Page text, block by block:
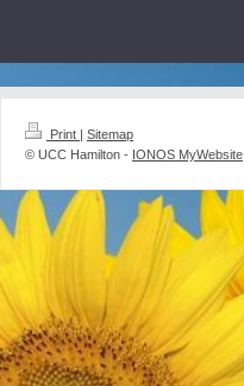
Print | Sitemap
© UCC Hamilton - IONOS MyWebsite